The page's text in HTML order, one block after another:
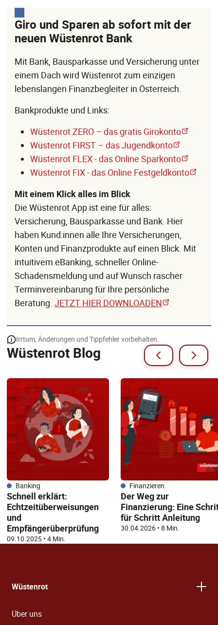
Giro und Sparen ab sofort mit der
neuen Wüstenrot Bank
Mit Bank, Bausparkasse und Versicherung unter
einem Dach wird Wüstenrot zum einzigen
lebenslangen Finanzbegleiter in Österreich.
Bankprodukte und Links:
Wüstenrot ZERO – das gratis Girokonto
Wüstenrot FIRST – das Jugendkonto
Wüstenrot FLEX - das Online Sparkonto
Wüstenrot FIX - das Online Festgeldkonto
Mit einem Klick alles im Blick
Die Wüstenrot App ist eine für alles:
Versicherung, Bausparkasse und Bank. Hier
haben Kund:innen alle Ihre Versicherungen,
Konten und Finanzprodukte auf einen Blick. Mit
intuitivem eBanking, schneller Online-
Schadensmeldung und auf Wunsch rascher
Terminvereinbarung für Ihre persönliche
Beratung. JETZT HIER DOWNLOADEN
Irrtum, Änderungen und Tippfehler vorbehalten.
Wüstenrot Blog
Banking
Schnell erklärt:
Echtzeitüberweisungen
und
Empfängerüberprüfung
09.10.2025• 4 Min.
Finanzieren
Der Weg zur
Finanzierung: Eine
für Schritt Anleitung
30.04.2026 • 8 Min.
Wüstenrot
Über uns